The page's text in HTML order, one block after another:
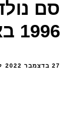
1996 בארצות הברית
27 בדצמבר 2022